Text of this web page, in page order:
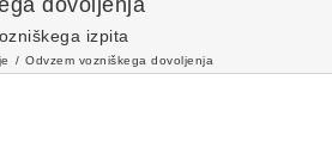
dovoljenja
izpita
Odvzem vozniškega dovoljenja